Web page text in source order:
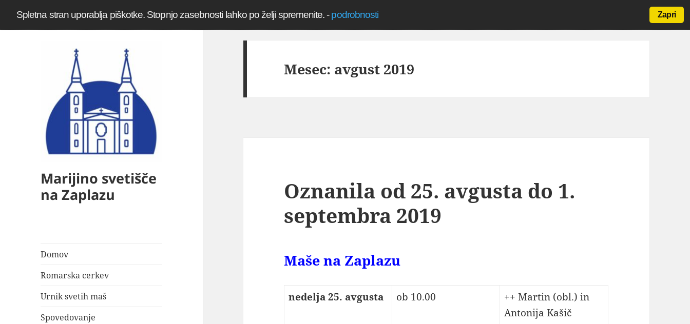
Spletna stran uporablja piškotke. Stopnjo zasebnosti lahko po želji spremenite.-podrobnosti Zapri
Marijino svetišče
na Zaplazu
Domov
Romarska cerkev
Urnik svetih maš
Spovedovanje
Mesec: avgust 2019
Oznanila od 25. avgusta do 1.
septembra 2019
Maše na Zaplazu
nedelja 25. avgusta ob 10.00
++ Martin (obl.) in
Antonija Kašič